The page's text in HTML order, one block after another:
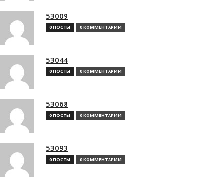
53009
0 ПОСТЫ 0 КОММЕНТАРИИ
53044
0 ПОСТЫ 0 КОММЕНТАРИИ
53068
0 ПОСТЫ 0 КОММЕНТАРИИ
53093
0 ПОСТЫ 0 КОММЕНТАРИИ